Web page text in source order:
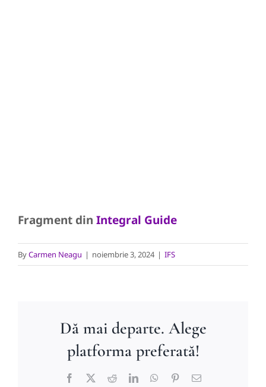
Fragment din Integral Guide
ByCarmen Neagu | noiembrie 3, 2024 | IFS
Dă mai departe. Alege
platforma preferată!
Facebook RedditLinkedInWhatsApp
Pinterest
E-